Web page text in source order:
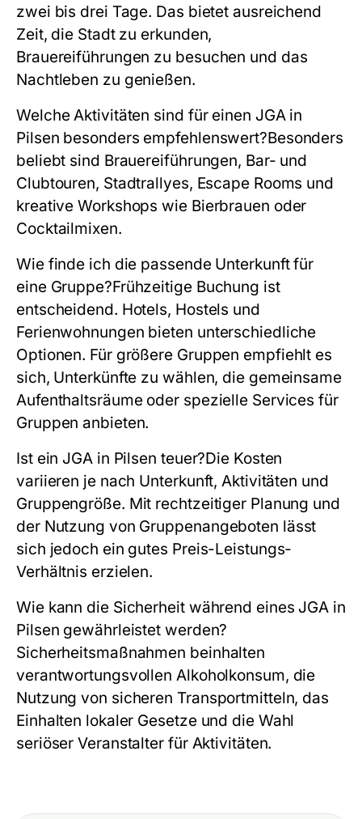
zwei bis drei Tage. Das bietet ausreichend
Zeit, die Stadt zu erkunden,
Brauereiführungen zu besuchen und das
Nachtleben zu genießen.
Welche Aktivitäten sind für einen JGA in
Pilsen besonders empfehlenswert?Besonders
beliebt sind Brauereiführungen, Bar- und
Clubtouren, Stadtrallyes, Escape Rooms und
kreative Workshops wie Bierbrauen oder
Cocktailmixen.
Wie finde ich die passende Unterkunft für
eine Gruppe?Frühzeitige Buchung ist
entscheidend. Hotels, Hostels und
Ferienwohnungen bieten unterschiedliche
Optionen. Für größere Gruppen empfiehlt es
sich, Unterkünfte zu wählen, die gemeinsame
Aufenthaltsräume oder spezielle Services für
Gruppen anbieten.
Ist ein JGA in Pilsen teuer?Die Kosten
variieren je nach Unterkunft, Aktivitäten und
Gruppengröße. Mit rechtzeitiger Planung und
der Nutzung von Gruppenangeboten lässt
sich jedoch ein gutes Preis-Leistungs-
Verhältnis erzielen.
Wie kann die Sicherheit während eines JGA in
Pilsen gewährleistet werden?
Sicherheitsmaßnahmen beinhalten
verantwortungsvollen Alkoholkonsum, die
Nutzung von sicheren Transportmitteln, das
Einhalten lokaler Gesetze und die Wahl
seriöser Veranstalter für Aktivitäten.